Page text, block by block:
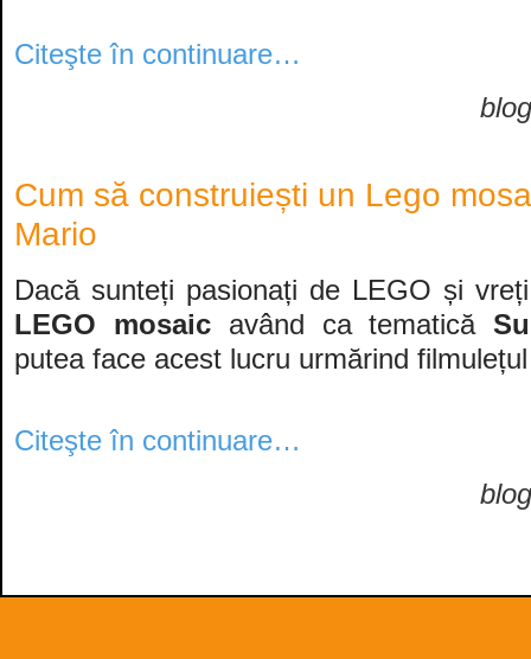
Citeşte în continuare…
blog
Cum să construiești un Lego
Mario
Dacă sunteți pasionați de LEGO și
LEGO mosaicavând ca tematică
putea face acest lucru urmărind
Citeşte în continuare…
blog